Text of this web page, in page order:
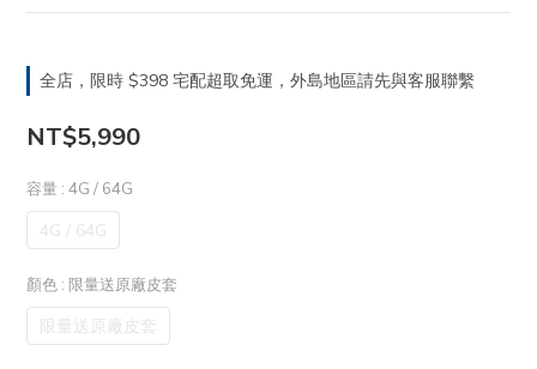
全店，限時 $398 宅配超取免運，外島地區請先與客服聯繫
NT$5,990
容量 : 4G / 64G
4G / 64G
顏色 : 限量送原廠皮套
限量送原廠皮套